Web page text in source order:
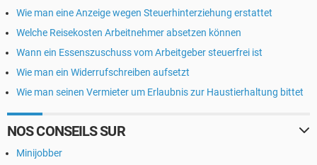
Wie man eine Anzeige wegen Steuerhinterziehung erstattet
Welche Reisekosten Arbeitnehmer absetzen können
Wann ein Essenszuschuss vom Arbeitgeber steuerfrei ist
Wie man ein Widerrufschreiben aufsetzt
Wie man seinen Vermieter um Erlaubnis zur Haustierhaltung bittet
NOS CONSEILS SUR
Minijobber